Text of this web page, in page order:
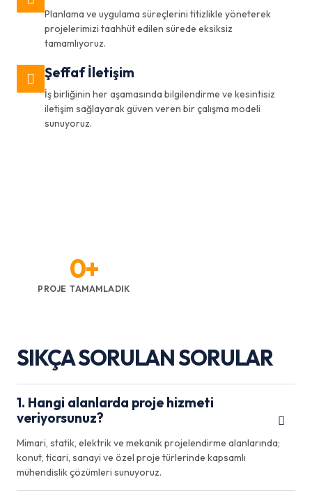
PROJE TAMAMLADIK
0+
Planlama ve uygulama süreçlerini titizlikle yöneterek
projelerimizi taahhüt edilen sürede eksiksiz
tamamlıyoruz.
Şeffaf İletişim
İş birliğinin her aşamasında bilgilendirme ve kesintisiz
iletişim sağlayarak güven veren bir çalışma modeli
sunuyoruz.
SIKÇA SORULAN SORULAR
1. Hangi alanlarda proje hizmeti
veriyorsunuz?
Mimari, statik, elektrik ve mekanik projelendirme alanlarında;
konut, ticari, sanayi ve özel proje türlerinde kapsamlı
mühendislik çözümleri sunuyoruz.